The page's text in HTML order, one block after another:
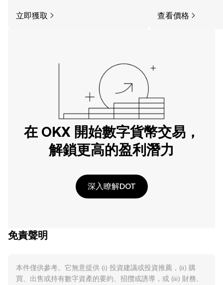
立即獲取 查看價格
在 OKX 開始數字貨幣交易，
解鎖更高的盈利潛力
深入瞭解DOT
免責聲明
本件僅供參考。它無意提供 (i) 投資建議或投資推薦，(ii) 購
買、出售或持有數字資產的要約、招攬或誘導，或 (iii) 財務、